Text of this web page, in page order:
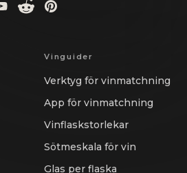
Vinguider
Verktyg för vinmatchning
App för vinmatchning
Vinflaskstorlekar
Sötmeskala för vin
Glas per flaska